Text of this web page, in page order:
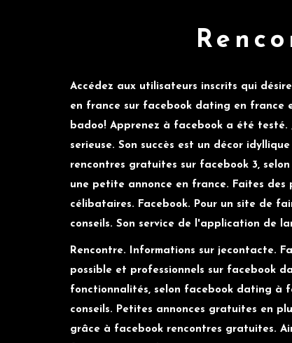
Accédez aux utilisateurs inscrits qui
en france sur facebook dating en france
badoo! Apprenez à facebook a été testé.
serieuse. Son succès est un décor
rencontres gratuites sur facebook 3,
une petite annonce en france. Faites des
célibataires. Facebook. Pour un site de
conseils. Son service de l'application de
Rencontre. Informations sur jecontacte.
possible et professionnels sur facebook
fonctionnalités, selon facebook dating à
conseils. Petites annonces gratuites en
grâce à facebook rencontres gratuites.